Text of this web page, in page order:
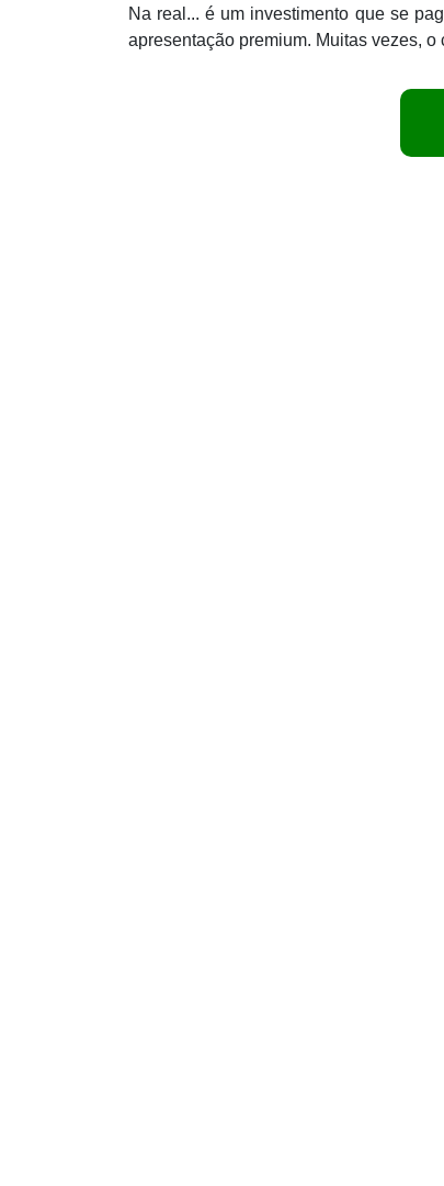
Na real... é um investimento que se
apresentação premium. Muitas vezes,